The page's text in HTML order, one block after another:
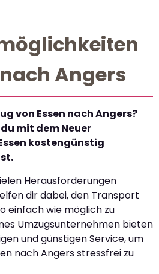
Angers
von Essen nach Angers?
mit dem Neuer
kostengünstig
Herausforderungen
dir dabei, den Transport
einfach wie möglich zu
Umzugsunternehmen bieten
und günstigen Service, um
nach Angers stressfrei zu